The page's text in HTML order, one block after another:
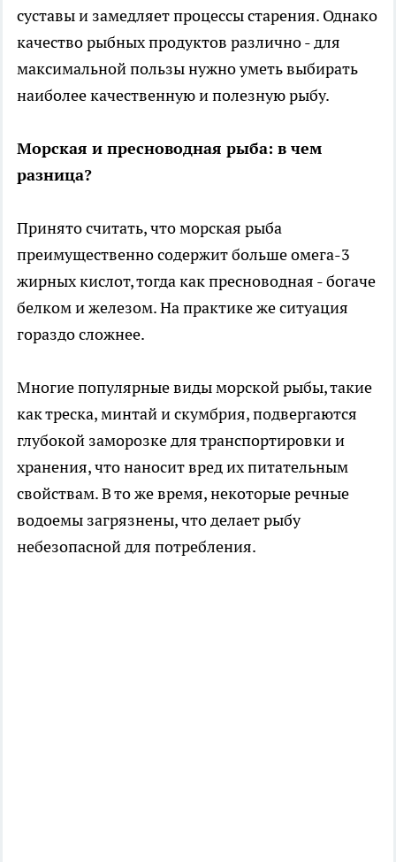
суставы и замедляет процессы старения. Однако
качество рыбных продуктов различно - для
максимальной пользы нужно уметь выбирать
наиболее качественную и полезную рыбу.
Морская и пресноводная рыба: в чем
разница?
Принято считать, что морская рыба
преимущественно содержит больше омега-3
жирных кислот, тогда как пресноводная - богаче
белком и железом. На практике же ситуация
гораздо сложнее.
Многие популярные виды морской рыбы, такие
как треска, минтай и скумбрия, подвергаются
глубокой заморозке для транспортировки и
хранения, что наносит вред их питательным
свойствам. В то же время, некоторые речные
водоемы загрязнены, что делает рыбу
небезопасной для потребления.